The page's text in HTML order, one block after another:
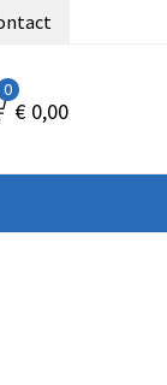
0
€ 0,00